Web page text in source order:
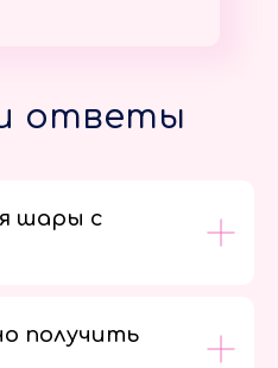
ответы
шары с
получить